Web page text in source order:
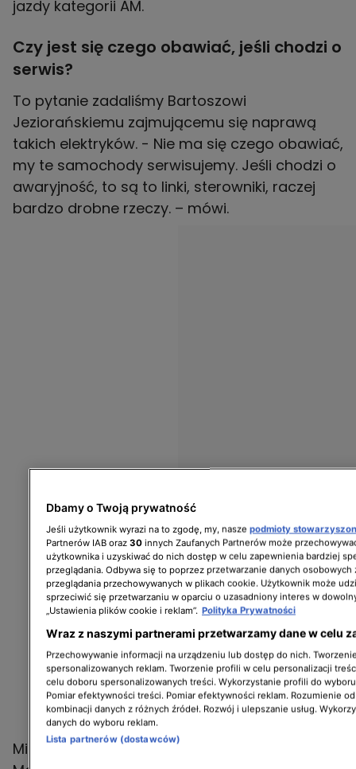
jazdy kategorii AM.
Czy jest się czego obawiać, jeśli chodzi o
serwis?
To pytanie zadaliśmy Bartoszowi
Jeziorańskiemu zajmującemu się naprawą
takich elektryków. - Nie ma się czego obawiać,
my te samochody serwisujemy. Jeśli chodzi o
awaryjność, to są to linki, sterowniki, raczej
bardzo drobne rzeczy. – mówi.
Microcary objęte są programem "Mój Elektryk".
Dbamy o Twoją prywatność
Jeśli użytkownik wyrazi na to zgodę, my, nasze podmioty
Partnerów IAB oraz 30 innych Zaufanych Partnerów może
użytkownika i uzyskiwać do nich dostęp w celu zapewnienia bardziej
przeglądania. Odbywa się to poprzez przetwarzanie danych osobowych
przeglądania przechowywanych w plikach cookie. Użytkownik może
sprzeciwić się przetwarzaniu w oparciu o uzasadniony interes w
„Ustawienia plików cookie i reklam”. Polityka Prywatności
Wraz z naszymi partnerami przetwarzamy dane w celu
Przechowywanie informacji na urządzeniu lub dostęp do nich.
spersonalizowanych reklam. Tworzenie profili w celu personalizacji
celu doboru spersonalizowanych treści. Wykorzystanie profili do
Pomiar efektywności treści. Pomiar efektywności reklam. Rozumienie
kombinacji danych z różnych źródeł. Rozwój i ulepszanie usług.
danych do wyboru reklam.
Lista partnerów (dostawców)